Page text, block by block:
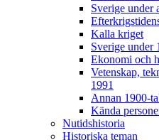
Sverige under
Kalla kriget
Sverige under
Ekonomi och
Vetenskap,
1991
Annan 1900-
Kända
Nutidshistoria
Historiska teman